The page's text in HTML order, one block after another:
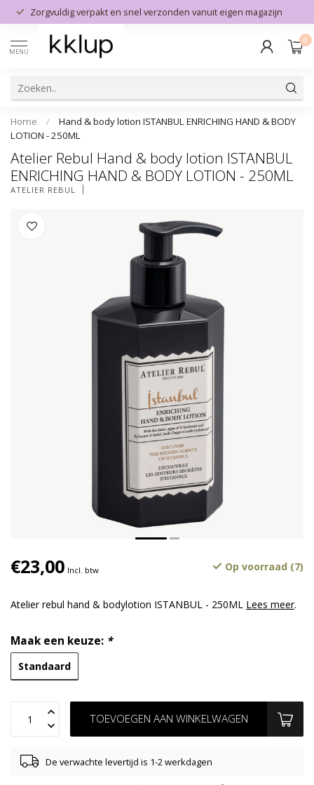
Zorgvuldig verpakt en snel verzonden vanuit eigen magazijn
MENU
0
Home /
Hand & body lotion ISTANBUL ENRICHING HAND & BODY
LOTION - 250ML
Atelier Rebul Hand & body lotion ISTANBUL
ENRICHING HAND & BODY LOTION - 250ML
ATELIER REBUL
€23,00 Incl. btw Op voorraad (7)
Atelier rebul hand & bodylotion ISTANBUL - 250ML Lees meer.
Maak een keuze: *
Standaard
TOEVOEGEN AAN WINKELWAGEN
De verwachte levertijd is 1-2 werkdagen